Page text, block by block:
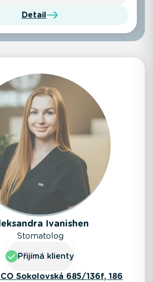
Detail
Ivanishen
Stomatolog
Přijímá klienty
Sokolovská 685/136f, 186